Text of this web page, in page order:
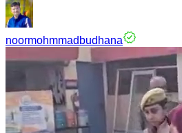
noormohmmadbudhana